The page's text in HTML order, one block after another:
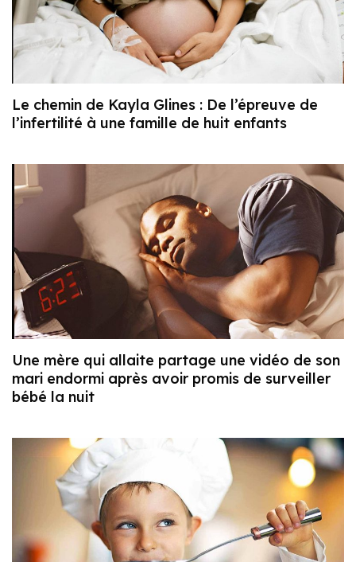
Le chemin de Kayla Glines : De l’épreuve de
l’infertilité à une famille de huit enfants
Une mère qui allaite partage une vidéo de son
mari endormi après avoir promis de surveiller
bébé la nuit